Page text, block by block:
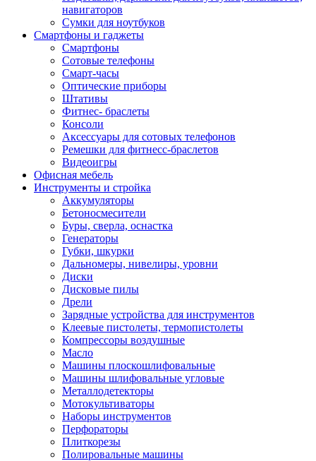
навигаторов
Сумки для ноутбуков
Смартфоны и гаджеты
Смартфоны
Сотовые телефоны
Смарт-часы
Оптические приборы
Штативы
Фитнес- браслеты
Консоли
Аксессуары для сотовых телефонов
Ремешки для фитнесс-браслетов
Видеоигры
Офисная мебель
Инструменты и стройка
Аккумуляторы
Бетоносмесители
Буры, сверла, оснастка
Генераторы
Губки, шкурки
Дальномеры, нивелиры, уровни
Диски
Дисковые пилы
Дрели
Зарядные устройства для инструментов
Клеевые пистолеты, термопистолеты
Компрессоры воздушные
Масло
Машины плоскошлифовальные
Машины шлифовальные угловые
Металлодетекторы
Мотокультиваторы
Наборы инструментов
Перфораторы
Плиткорезы
Полировальные машины